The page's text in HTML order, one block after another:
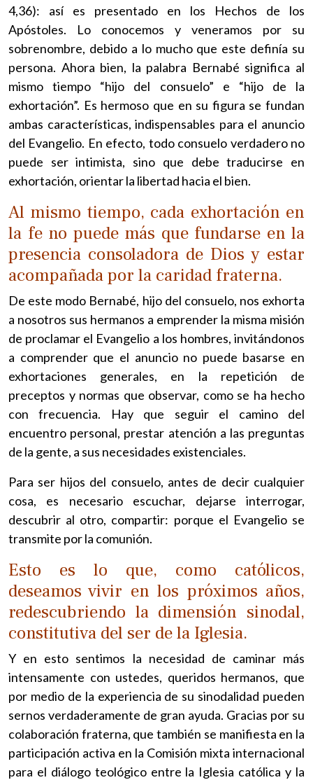
4,36): así es presentado en los Hechos de los
Apóstoles. Lo conocemos y veneramos por su
sobrenombre, debido a lo mucho que este definía su
persona. Ahora bien, la palabra Bernabé significa al
mismo tiempo “hijo del consuelo” e “hijo de la
exhortación”. Es hermoso que en su figura se fundan
ambas características, indispensables para el anuncio
del Evangelio. En efecto, todo consuelo verdadero no
puede ser intimista, sino que debe traducirse en
exhortación, orientar la libertad hacia el bien.
Al mismo tiempo, cada exhortación en
la fe no puede más que fundarse en la
presencia consoladora de Dios y estar
acompañada por la caridad fraterna.
De este modo Bernabé, hijo del consuelo, nos exhorta
a nosotros sus hermanos a emprender la misma misión
de proclamar el Evangelio a los hombres, invitándonos
a comprender que el anuncio no puede basarse en
exhortaciones generales, en la repetición de
preceptos y normas que observar, como se ha hecho
con frecuencia. Hay que seguir el camino del
encuentro personal, prestar atención a las preguntas
de la gente, a sus necesidades existenciales.
Para ser hijos del consuelo, antes de decir cualquier
cosa, es necesario escuchar, dejarse interrogar,
descubrir al otro, compartir: porque el Evangelio se
transmite por la comunión.
Esto es lo que, como católicos,
deseamos vivir en los próximos años,
redescubriendo la dimensión sinodal,
constitutiva del ser de la Iglesia.
Y en esto sentimos la necesidad de caminar más
intensamente con ustedes, queridos hermanos, que
por medio de la experiencia de su sinodalidad pueden
sernos verdaderamente de gran ayuda. Gracias por su
colaboración fraterna, que también se manifiesta en la
participación activa en la Comisión mixta internacional
para el diálogo teológico entre la Iglesia católica y la